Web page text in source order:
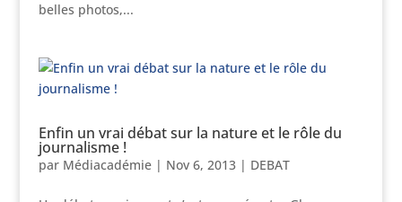
belles photos,...
Enfin un vrai débat sur la nature et le rôle du
journalisme !
par Médiacadémie| Nov 6, 2013| DEBAT